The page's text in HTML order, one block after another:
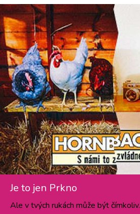
Je to jen Prkno
Ale v tvých rukách může být čímkoliv.